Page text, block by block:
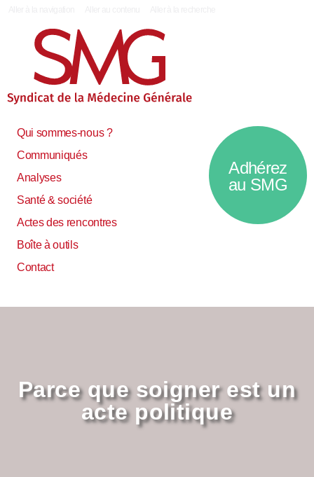
Qui sommes-nous ?
Communiqués
Analyses
Santé & société
Actes des rencontres
Boîte à outils
Contact
Parce que soigner est un
acte politique
Adhérez
au SMG